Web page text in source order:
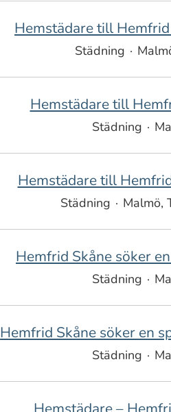
Hemstädare till
Städning ·
Hemstädare till
Städning ·
Hemstädare till
Städning · Malmö,
Hemfrid Skåne söker
Städning ·
Hemfrid Skåne söker en
Städning ·